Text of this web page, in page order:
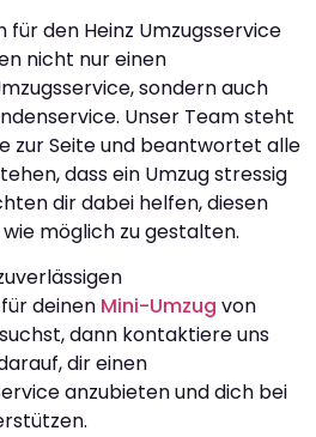
den Heinz Umzugsservice
nicht nur einen
sondern auch
Unser Team steht
zur Seite und beantwortet alle
dass ein Umzug stressig
dir dabei helfen, diesen
möglich zu gestalten.
deinen Mini-Umzug von
dann kontaktiere uns
dir einen
anzubieten und dich bei